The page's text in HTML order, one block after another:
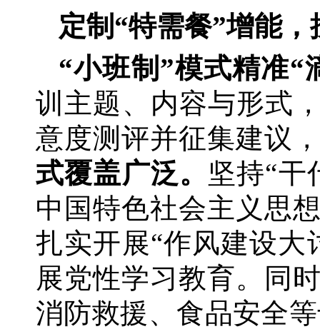
定制 “特需餐”增能
“小班制”模式精准“
训主题、内容与形式
意度测评并征集建议
式覆盖广泛。 坚持“干
中国特色社会主义思
扎实开展“作风建设大
展党性学习教育。同
消防救援、食品安全